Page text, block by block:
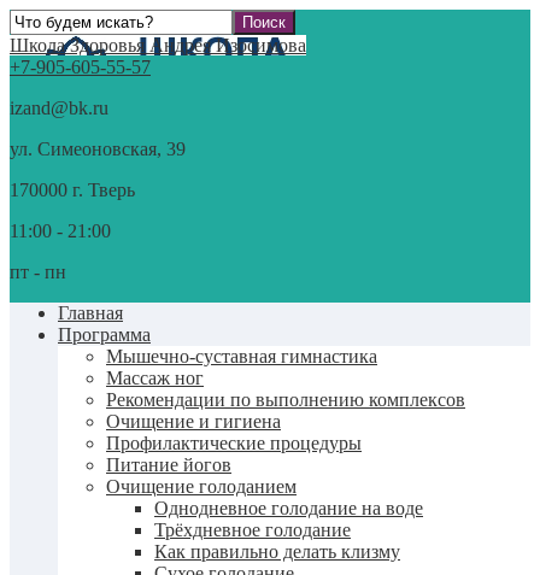
Школа Здоровья Андрея Изосимова
+7-905-605-55-57
izand@bk.ru
ул. Симеоновская, 39
170000 г. Тверь
11:00 - 21:00
пт - пн
Главная
Программа
Мышечно-суставная гимнастика
Массаж ног
Рекомендации по выполнению комплексов
Очищение и гигиена
Профилактические процедуры
Питание йогов
Очищение голоданием
Однодневное голодание на воде
Трёхдневное голодание
Как правильно делать клизму